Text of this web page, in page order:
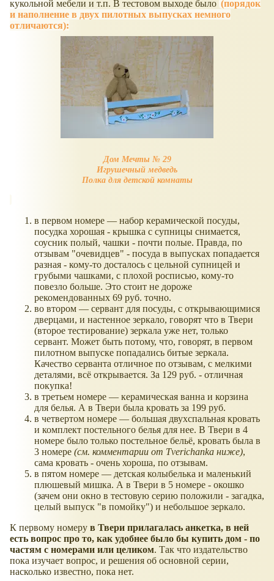
кукольной мебели и т.п. В тестовом выходе было (порядок
и наполнение в двух пилотных выпусках немного
отличаются):
Дом Мечты № 29
Игрушечный медведь
Полка для детской комнаты
в первом номере — набор керамической посуды,
посудка хорошая - крышка с супницы снимается,
соусник полый, чашки - почти полые. Правда, по
отзывам "очевидцев" - посуда в выпусках попадается
разная - кому-то досталось с цельной супницей и
грубыми чашками, с плохой росписью, кому-то
повезло больше. Это стоит не дороже
рекомендованных 69 руб. точно.
во втором — сервант для посуды, с открывающимися
дверцами, и настенное зеркало, говорят что в Твери
(второе тестирование) зеркала уже нет, только
сервант. Может быть потому, что, говорят, в первом
пилотном выпуске попадались битые зеркала.
Качество серванта отличное по отзывам, с мелкими
деталями, всё открывается. За 129 руб. - отличная
покупка!
в третьем номере — керамическая ванна и корзина
для белья. А в Твери была кровать за 199 руб.
в четвертом номере — большая двухспальная кровать
и комплект постельного белья для нее. В Твери в 4
номере было только постельное бельё, кровать была в
3 номере (см. комментарии от Tverichanka ниже),
сама кровать - очень хороша, по отзывам.
в пятом номере — детская колыбелька и маленький
плюшевый мишка. А в Твери в 5 номере - окошко
(зачем они окно в тестовую серию положили - загадка,
целый выпуск "в помойку") и небольшое зеркало.
К первому номеру в Твери прилагалась анкетка, в ней
есть вопрос про то, как удобнее было бы купить дом - по
частям с номерами или целиком. Так что издательство
пока изучает вопрос, и решения об основной серии,
насколько известно, пока нет.